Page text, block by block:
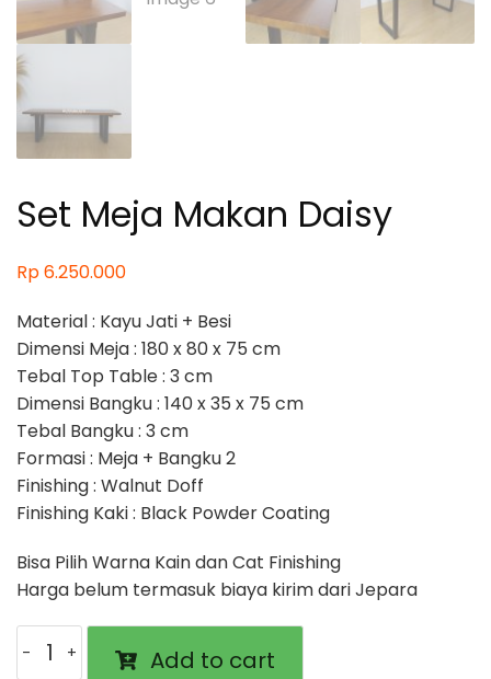
Set Meja Makan Daisy
Rp6.250.000
Material : Kayu Jati + Besi
Dimensi Meja : 180 x 80 x 75 cm
Tebal Top Table : 3 cm
Dimensi Bangku : 140 x 35 x 75 cm
Tebal Bangku : 3 cm
Formasi : Meja + Bangku 2
Finishing : Walnut Doff
Finishing Kaki : Black Powder Coating
Bisa Pilih Warna Kain dan Cat Finishing
Harga belum termasuk biaya kirim dari Jepara
Meja
Add to cart